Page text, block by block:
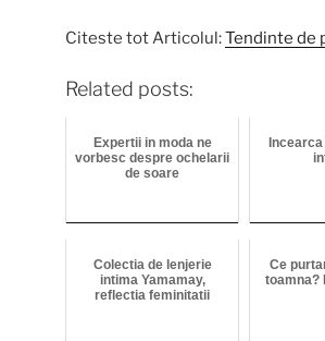
Citeste tot Articolul:Tendinte de
Related posts:
Expertii in moda ne
vorbesc despre ochelarii
de soare
Colectia de lenjerie
intima Yamamay,
reflectia feminitatii
Ce
toamna?